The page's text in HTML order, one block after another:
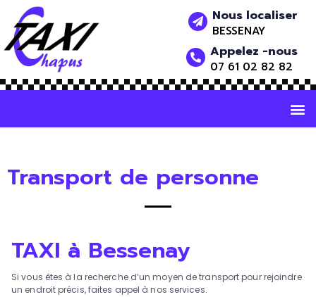
Nous localiser
BESSENAY
Appelez -nous
07 61 02 82 82
Transport de personne
TAXI à Bessenay
Si vous êtes à la recherche d’un moyen de transport pour rejoindre
un endroit précis, faites appel à nos services.